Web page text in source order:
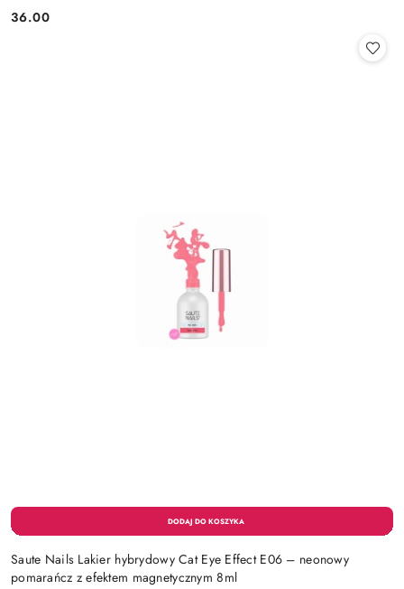
Cena:
36.00
Saute Nails Lakier hybrydowy Cat Eye Effect E06 – neonowy
pomarańcz z efektem magnetycznym 8ml